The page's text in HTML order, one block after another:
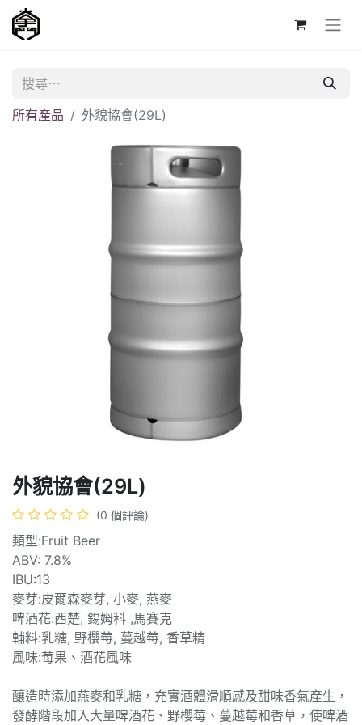
所有產品 外貌協會(29L)
外貌協會(29L)
(0 個評論)
類型:Fruit Beer
ABV: 7.8%
IBU:13
麥芽:皮爾森麥芽, 小麥, 燕麥
啤酒花:西楚, 錫姆科 ,馬賽克
輔料:乳糖, 野櫻莓, 蔓越莓, 香草精
風味:莓果、酒花風味
釀造時添加燕麥和乳糖，充實酒體滑順感及甜味香氣產生，
發酵階段加入大量啤酒花、野櫻莓、蔓越莓和香草，使啤酒